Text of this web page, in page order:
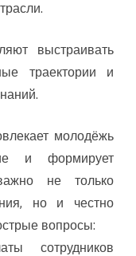
выстраивать
траектории и
молодёжь
и формирует
не только
но и честно
вопросы:
сотрудников